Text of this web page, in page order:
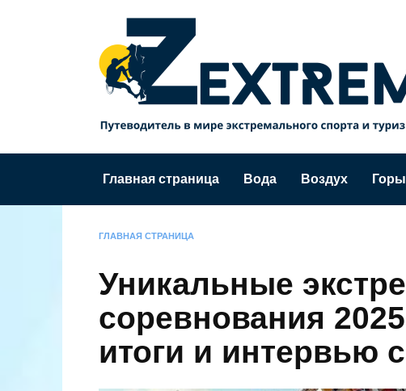
Главная страница Вода Воздух Горы
ГЛАВНАЯ СТРАНИЦА
Уникальные
соревнования
итоги и интервью